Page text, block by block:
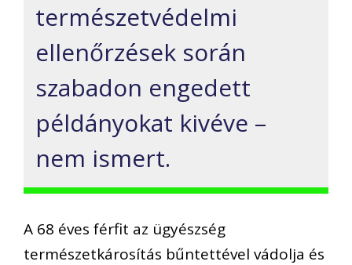
természetvédelmi
ellenőrzések során
szabadon engedett
példányokat kivéve –
nem ismert.
A 68 éves férfit az ügyészség
természetkárosítás bűntettével vádolja és